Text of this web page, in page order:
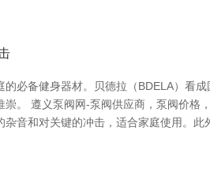
必备健身器材。贝德拉（BDELA）看
。 遵义泵阀网-泵阀供应商，泵阀价格
音和对关键的冲击，适合家庭使用。